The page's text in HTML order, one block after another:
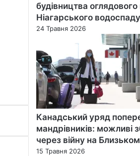
будівництва оглядового
Ніагарського водоспаду
24 Травня 2026
Канадський уряд
мандрівників: можливі
через війну на
15 Травня 2026